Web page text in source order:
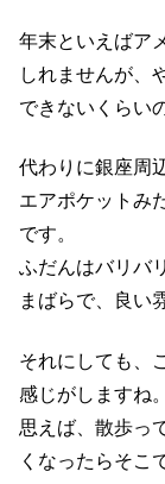
年末といえばア
しれませんが、
できないくらい
代わりに銀座周
エアポケットみ
です。
ふだんはバリバ
まばらで、良い
それにしても、
感じがしますね。
思えば、散歩っ
くなったらそこ